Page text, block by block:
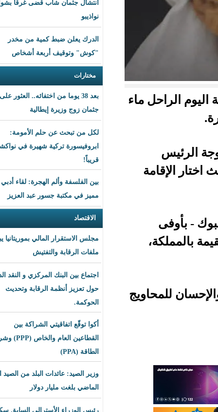
انتشال جثمان شاب قضى غرقا بشواطئ
الدرك يعلن ضبط كمية من مخدر
"كوش" وتوقيف أربعة أشخاص
بعد 38 يوما من اختفائه.. العثور على
جثمان زوج وزيرة إيطالية
لكل من تبحث عن حلم الأمومة:
ابروفيسورة تركية شهيرة في نواكشوط
بين الفلسفة وألم الهجرة: لقاء أدبي
مميز في مكتبة جسور عبد العزيز
مجلس الاستقرار المالي بموريتانيا يبحث
ملفات الرقابة والتفتيش
اجتماع بين البنك المركزي و النقد الدولي
حول تعزيز أنظمة الرقابة وتحديث
الحوكمة.
أكوا توقّع اتفاقيتي الشراكة بين
القطاعين العام والخاص (PPP) وشراء
وزير الصيد: عائدات البلد من الصيد العام
الماضي بلغت مليار دولار
رئيس الوزراء الأسترالي السابق سكوت
ماء